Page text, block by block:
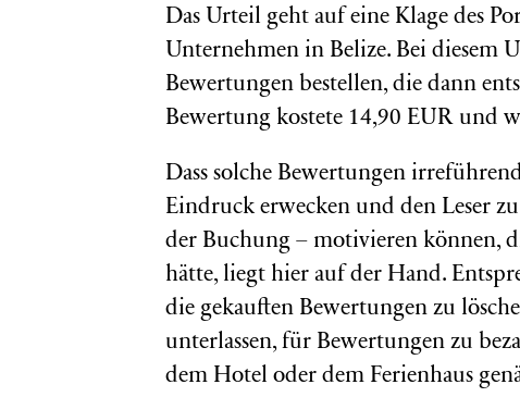
Das Urteil geht auf eine Klage des
Unternehmen in Belize. Bei diesem
Bewertungen bestellen, die dann
Bewertung kostete 14,90 EUR und
Dass solche Bewertungen
Eindruck erwecken und den Leser
der Buchung – motivieren können,
hätte, liegt hier auf der Hand.
die gekauften Bewertungen zu
unterlassen, für Bewertungen zu
dem Hotel oder dem Ferienhaus